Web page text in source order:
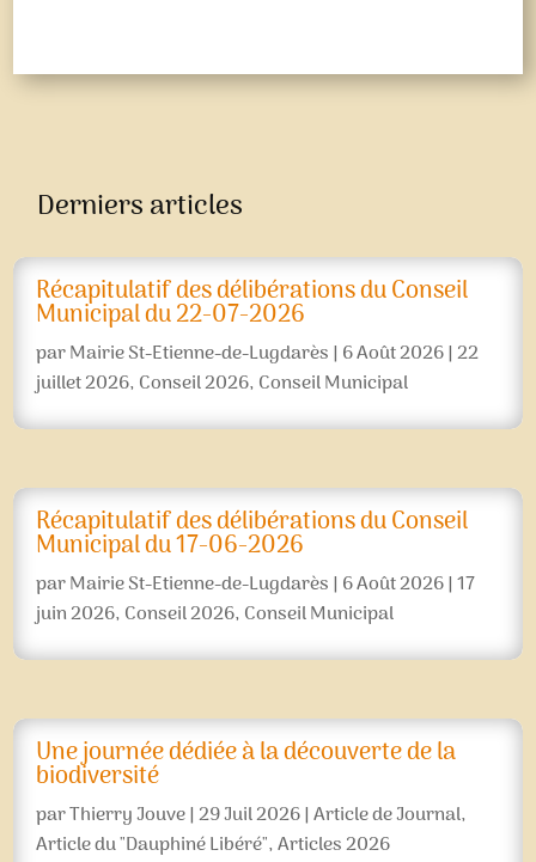
Derniers articles
Récapitulatif des délibérations du Conseil
Municipal du 22-07-2026
parMairie St-Etienne-de-Lugdarès| 6 Août 2026|22
juillet 2026, Conseil 2026, Conseil Municipal
Récapitulatif des délibérations du Conseil
Municipal du 17-06-2026
parMairie St-Etienne-de-Lugdarès| 6 Août 2026|17
juin 2026, Conseil 2026, Conseil Municipal
Une journée dédiée à la découverte de la
biodiversité
parThierry Jouve|29 Juil 2026|Article de Journal,
Article du "Dauphiné Libéré",Articles 2026